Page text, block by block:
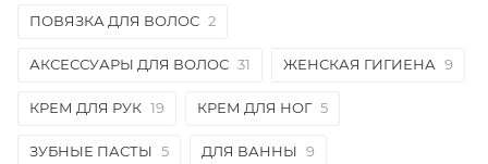
ПОВЯЗКА ДЛЯ ВОЛОС 2
АКСЕССУАРЫ ДЛЯ ВОЛОС 31 ЖЕНСКАЯ ГИГИЕНА 9
КРЕМ ДЛЯ РУК 19 КРЕМ ДЛЯ НОГ 5
ЗУБНЫЕ ПАСТЫ 5 ДЛЯ ВАННЫ 9